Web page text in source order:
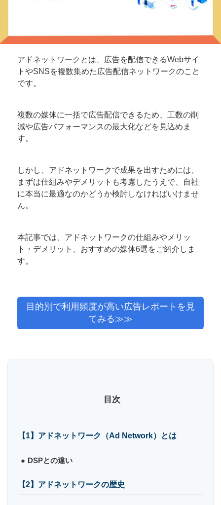
アドネットワークとは、広告を配信できるWebサイ
トやSNSを複数集めた広告配信ネットワークのこと
です。
複数の媒体に一括で広告配信できるため、工数の削
減や広告パフォーマンスの最大化などを見込めま
す。
しかし、アドネットワークで成果を出すためには、
まずは仕組みやデメリットも考慮したうえで、自社
に本当に最適なのかどうか検討しなければいけませ
ん。
本記事では、アドネットワークの仕組みやメリッ
ト・デメリット、おすすめの媒体6選をご紹介しま
す。
目的別で利用頻度が高い広告レポートを見
てみる≫≫
目次
【1】アドネットワーク（Ad Network）とは
DSPとの違い
【2】アドネットワークの歴史